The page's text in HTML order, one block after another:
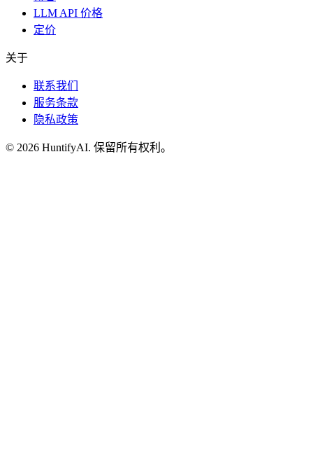
LLM API 价格
定价
关于
联系我们
服务条款
隐私政策
© 2026 HuntifyAI. 保留所有权利。